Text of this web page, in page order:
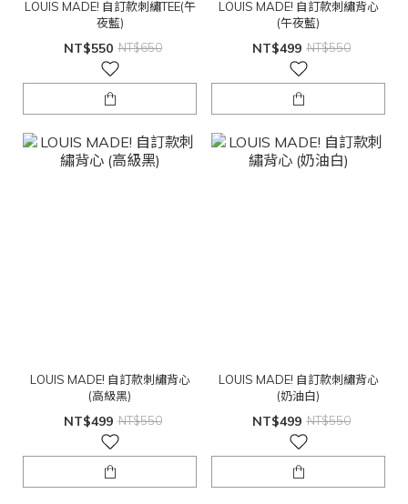
LOUIS MADE! 自訂款刺繡TEE(午
夜藍)
NT$550 NT$650
LOUIS MADE! 自訂款刺繡背心
(午夜藍)
NT$499 NT$550
LOUIS MADE! 自訂款刺繡背心
(高級黑)
NT$499 NT$550
LOUIS MADE! 自訂款刺繡背心
(奶油白)
NT$499 NT$550